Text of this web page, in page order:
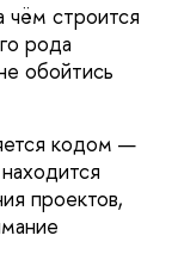
чём строится
рода
обойтись
кодом —
проектов,